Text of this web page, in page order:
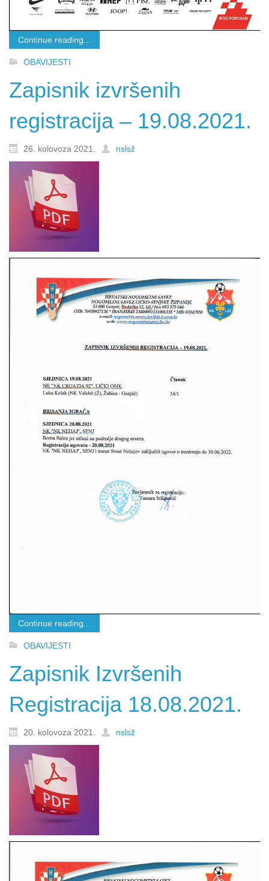
Continue reading...
OBAVIJESTI
Zapisnik izvršenih
registracija – 19.08.2021.
26. kolovoza 2021. nslsž
Continue reading...
OBAVIJESTI
Zapisnik Izvršenih
Registracija 18.08.2021.
20. kolovoza 2021. nslsž